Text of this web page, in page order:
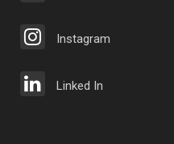
Instagram
Linked In